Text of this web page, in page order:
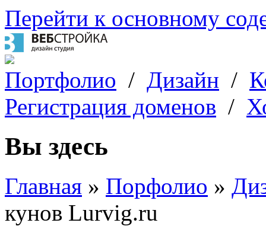
Перейти к основному
Портфолио / Дизайн /
Регистрация доменов /
Вы здесь
Главная » Порфолио »
кунов Lurvig.ru